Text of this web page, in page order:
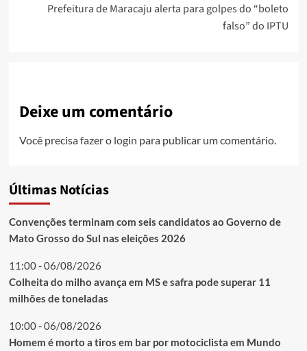
Prefeitura de Maracaju alerta para golpes do “boleto
falso” do IPTU
Deixe um comentário
Você precisa fazer o login para publicar um comentário.
Últimas Notícias
Convenções terminam com seis candidatos ao Governo de
Mato Grosso do Sul nas eleições 2026
11:00 - 06/08/2026
Colheita do milho avança em MS e safra pode superar 11
milhões de toneladas
10:00 - 06/08/2026
Homem é morto a tiros em bar por motociclista em Mundo